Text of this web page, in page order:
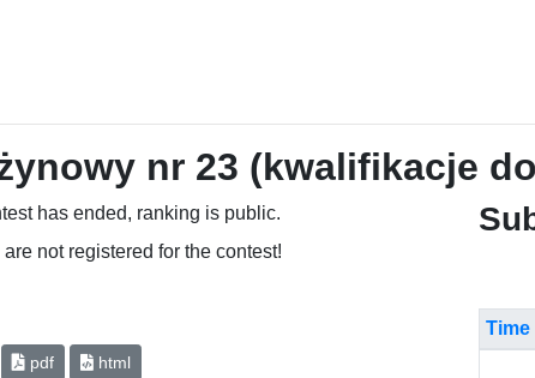
nr 23 (kwalifikacje
has ended, ranking is public.
are not registered for the contest!
pdf html
Time